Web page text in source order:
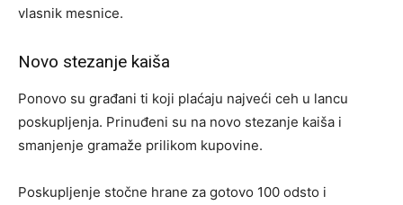
vlasnik mesnice.
Novo stezanje kaiša
Ponovo su građani ti koji plaćaju najveći ceh u lancu
poskupljenja. Prinuđeni su na novo stezanje kaiša i
smanjenje gramaže prilikom kupovine.
Poskupljenje stočne hrane za gotovo 100 odsto i